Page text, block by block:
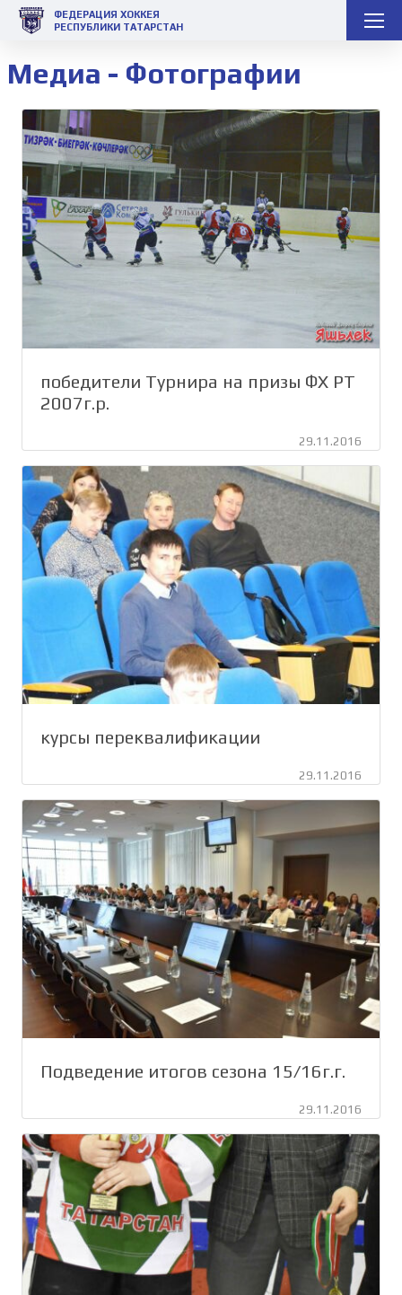
ФЕДЕРАЦИЯ ХОККЕЯ
РЕСПУБЛИКИ ТАТАРСТАН
Медиа - Фотографии
победители Турнира на призы ФХ РТ
2007г.р.
29.11.2016
курсы переквалификации
29.11.2016
Подведение итогов сезона 15/16г.г.
29.11.2016